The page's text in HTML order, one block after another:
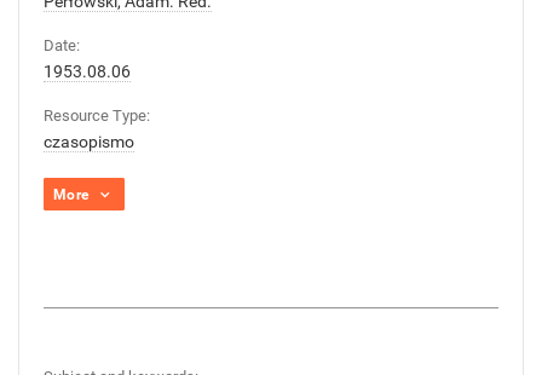
Date:
1953.08.06
Resource Type:
czasopismo
More